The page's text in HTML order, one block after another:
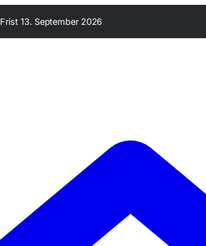
Frist 13. September 2026